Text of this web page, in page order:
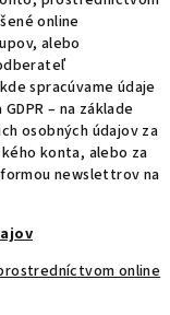
online
alebo
spracúvame údaje
– na základe
osobných údajov za
konta, alebo za
newslettrov na
online